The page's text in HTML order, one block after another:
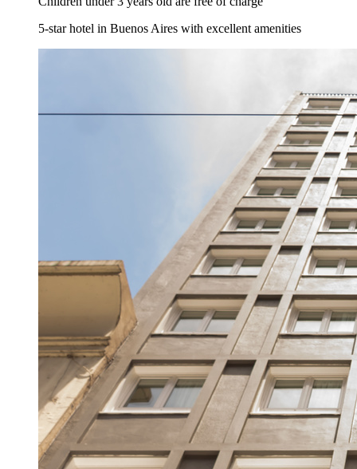
5-star hotel in Buenos Aires with excellent amenities